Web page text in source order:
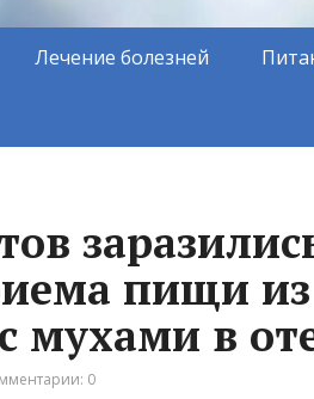
Лечение болезней
пищи
мухами в
0